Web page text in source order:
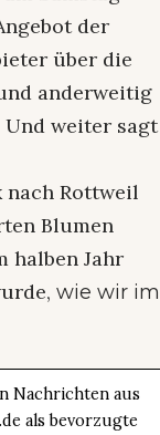
der
über die
anderweitig
Und weiter sagt
nach Rottweil
Blumen
halben Jahr
wie wir im
Nachrichten aus
als bevorzugte